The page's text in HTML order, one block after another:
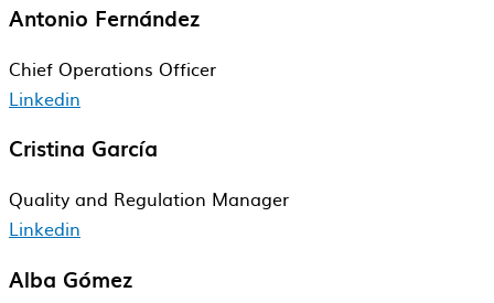
Antonio Fernández
Chief Operations​ Officer​
Linkedin
Cristina García
Quality and​ Regulation Manager​
Linkedin
Alba Gómez